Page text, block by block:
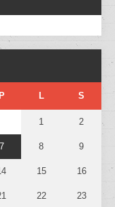
P L S
1 2
7 8 9
15 16
22 23